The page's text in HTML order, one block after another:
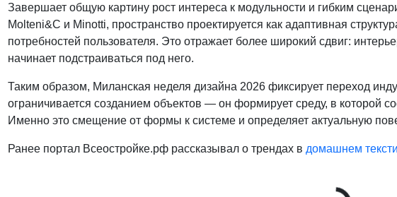
Завершает общую картину рост интереса к модульности и гибким
Molteni&C и Minotti, пространство проектируется как адаптивная
потребностей пользователя. Это отражает более широкий сдвиг:
начинает подстраиваться под него.
Таким образом, Миланская неделя дизайна 2026 фиксирует переход
ограничивается созданием объектов — он формирует среду, в которой
Именно это смещение от формы к системе и определяет актуальную
Ранее портал Всеостройке.рф рассказывал о трендах в домашнем